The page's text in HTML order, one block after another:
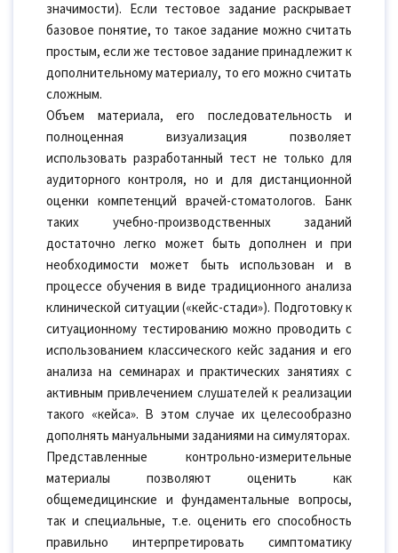
значимости). Если тестовое задание раскрывает
базовое понятие, то такое задание можно считать
простым, если же тестовое задание принадлежит к
дополнительному материалу, то его можно считать
сложным.
Объем материала, его последовательность и
полноценная визуализация позволяет
использовать разработанный тест не только для
аудиторного контроля, но и для дистанционной
оценки компетенций врачей-стоматологов. Банк
таких учебно-производственных заданий
достаточно легко может быть дополнен и при
необходимости может быть использован и в
процессе обучения в виде традиционного анализа
клинической ситуации («кейс-стади»). Подготовку к
ситуационному тестированию можно проводить с
использованием классического кейс задания и его
анализа на семинарах и практических занятиях с
активным привлечением слушателей к реализации
такого «кейса». В этом случае их целесообразно
дополнять мануальными заданиями на симуляторах.
Представленные контрольно-измерительные
материалы позволяют оценить как
общемедицинские и фундаментальные вопросы,
так и специальные, т.е. оценить его способность
правильно интерпретировать симптоматику